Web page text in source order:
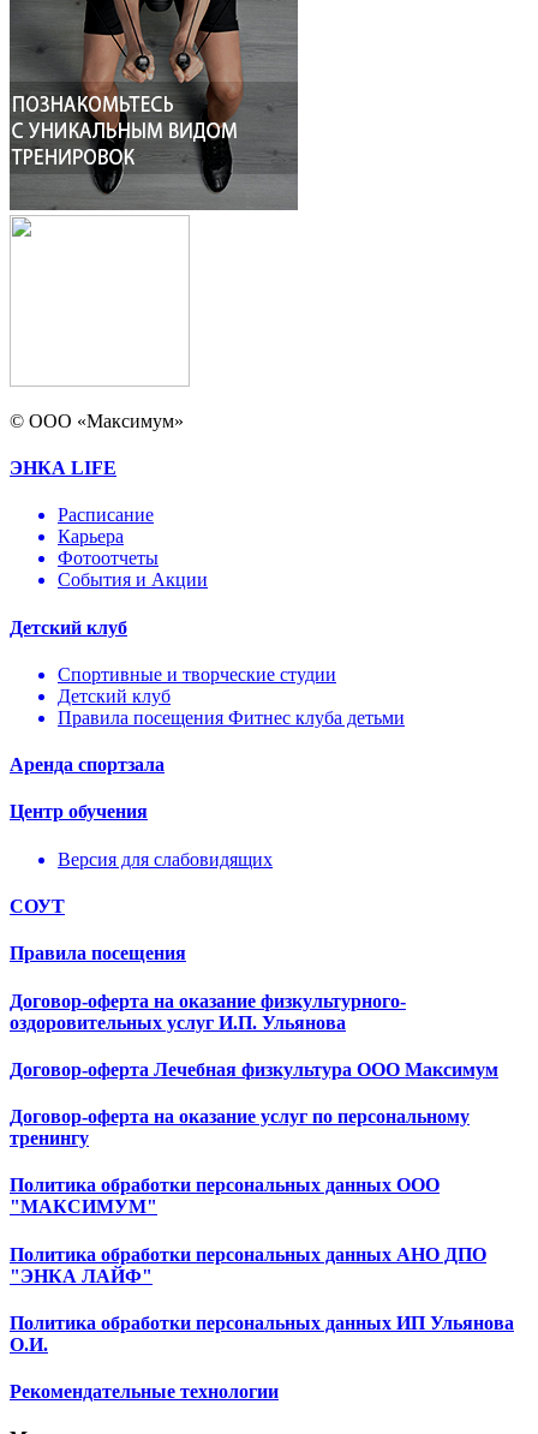
© ООО «Максимум»
ЭНКА LIFE
Расписание
Карьера
Фотоотчеты
События и Акции
Детский клуб
Спортивные и творческие студии
Детский клуб
Правила посещения Фитнес клуба детьми
Аренда спортзала
Центр обучения
Версия для слабовидящих
СОУТ
Правила посещения
Договор-оферта на оказание физкультурного-
оздоровительных услуг И.П. Ульянова
Договор-оферта Лечебная физкультура ООО Максимум
Договор-оферта на оказание услуг по персональному
тренингу
Политика обработки персональных данных ООО
"МАКСИМУМ"
Политика обработки персональных данных АНО ДПО
"ЭНКА ЛАЙФ"
Политика обработки персональных данных ИП Ульянова
О.И.
Рекомендательные технологии